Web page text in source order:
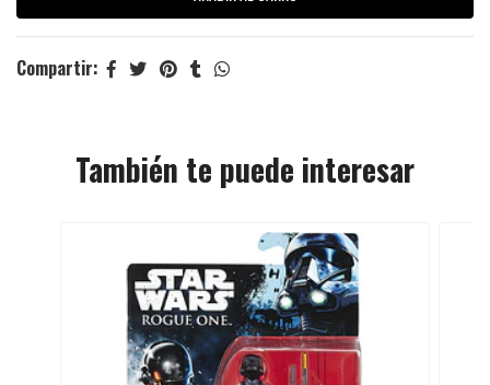
Compartir:
También te puede interesar